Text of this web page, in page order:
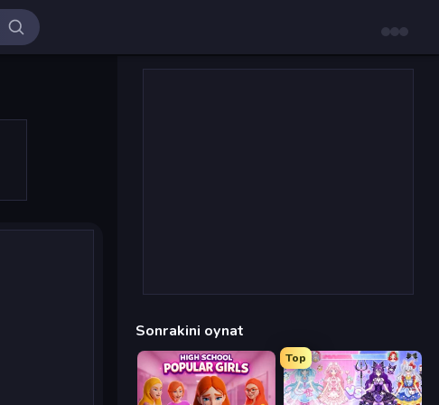
Sonrakini oynat
Top